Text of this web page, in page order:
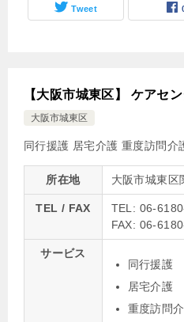
Tweet
【大阪市城東区】 ケアセ
大阪市城東区
同行援護 居宅介護 重度訪問介
所在地 大阪市城東区
TEL / FAX
TEL: 06-
FAX: 06-
サービス
同行援護
居宅介護
重度訪問